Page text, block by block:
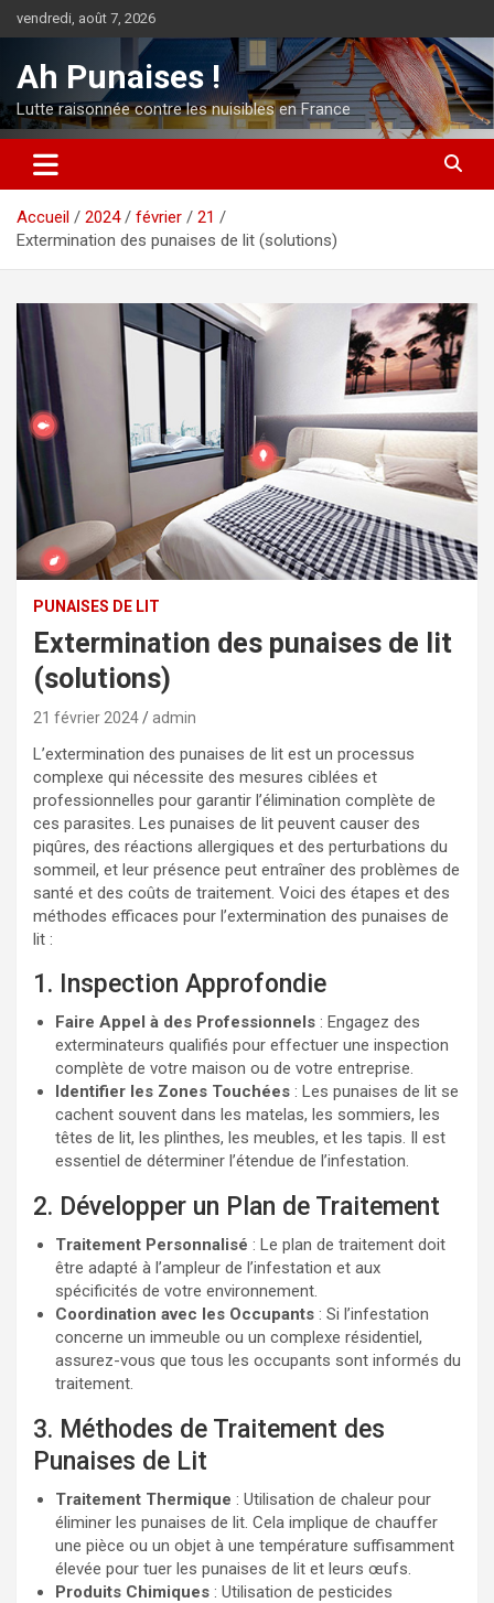
au
vendredi, août 7, 2026
Ah Punaises !
Lutte raisonnée contre les nuisibles en France
Accueil 2024 février
21
Extermination des punaises de lit (solutions)
PUNAISES DE LIT
Extermination des punaises de lit
(solutions)
21 février 2024 admin
L’extermination des punaises de lit est un processus
complexe qui nécessite des mesures ciblées et
professionnelles pour garantir l’élimination complète de
ces parasites. Les punaises de lit peuvent causer des
piqûres, des réactions allergiques et des perturbations du
sommeil, et leur présence peut entraîner des problèmes de
santé et des coûts de traitement. Voici des étapes et des
méthodes efficaces pour l’extermination des punaises de
lit :
1. Inspection Approfondie
Faire Appel à des Professionnels : Engagez des
exterminateurs qualifiés pour effectuer une inspection
complète de votre maison ou de votre entreprise.
Identifier les Zones Touchées : Les punaises de lit se
cachent souvent dans les matelas, les sommiers, les
têtes de lit, les plinthes, les meubles, et les tapis. Il est
essentiel de déterminer l’étendue de l’infestation.
2. Développer un Plan de Traitement
Traitement Personnalisé : Le plan de traitement doit
être adapté à l’ampleur de l’infestation et aux
spécificités de votre environnement.
Coordination avec les Occupants : Si l’infestation
concerne un immeuble ou un complexe résidentiel,
assurez-vous que tous les occupants sont informés du
traitement.
3. Méthodes de Traitement des
Punaises de Lit
Traitement Thermique : Utilisation de chaleur pour
éliminer les punaises de lit. Cela implique de chauffer
une pièce ou un objet à une température suffisamment
élevée pour tuer les punaises de lit et leurs œufs.
Produits Chimiques : Utilisation de pesticides